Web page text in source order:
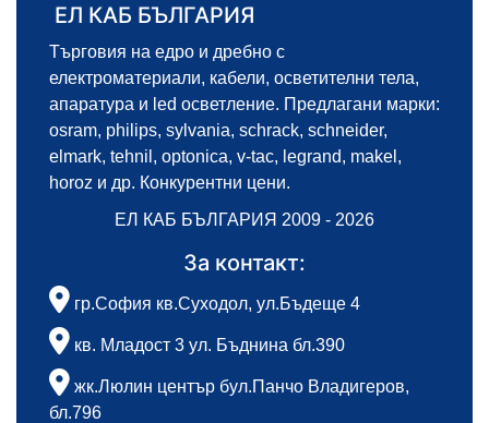
ЕЛ КАБ БЪЛГАРИЯ
Търговия на едро и дребно с
електроматериали, кабели, осветителни тела,
апаратура и led осветление. Предлагани марки:
osram, philips, sylvania, schrack, schneider,
elmark, tehnil, optonica, v-tac, legrand, makel,
horoz и др. Конкурентни цени.
ЕЛ КАБ БЪЛГАРИЯ 2009 - 2026
За контакт:
гр.София кв.Суходол, ул.Бъдеще 4
кв. Младост 3 ул. Бъднина бл.390
жк.Люлин център бул.Панчо Владигеров,
бл.796